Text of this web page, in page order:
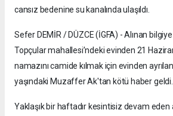
cansız bedenine su kanalında ulaşıldı.
Sefer DEMİR / DÜZCE (İGFA) - Alınan
Topçular mahallesi’ndeki evinden 21
namazını camide kılmak için evinden
yaşındaki Muzaffer Ak'tan kötü haber geldi.
Yaklaşık bir haftadır kesintisiz devam